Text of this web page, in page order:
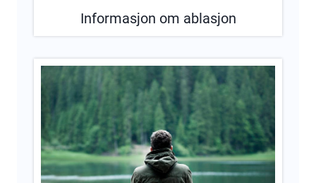
Informasjon om ablasjon